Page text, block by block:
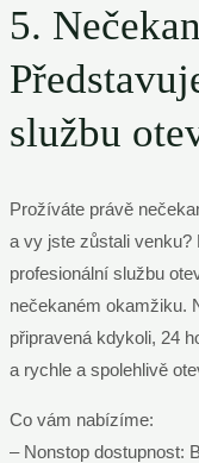
5.
službu
Prožíváte právě
a vy jste zůstali
profesionální službu
nečekaném okamžiku.
připravená kdykoli, 24
a rychle a spolehlivě
Co vám nabízíme:
– Nonstop dostupnost: